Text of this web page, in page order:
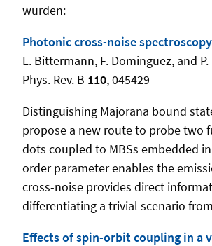
wurden:
Photonic cross-noise
L. Bittermann, F. Dominguez, and P.
Phys. Rev. B 110, 045429
Distinguishing Majorana bound
propose a new route to probe two
dots coupled to MBSs embedded
order parameter enables the
cross-noise provides direct
differentiating a trivial scenario
Effects of spin-orbit coupling in a